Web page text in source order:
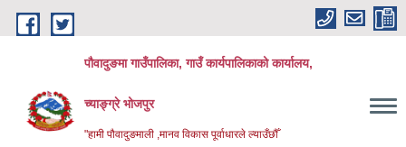
Skip to main content
पौवादुङमा गाउँपालिका, गाउँ कार्यपालिकाको कार्यालय,
च्याङ्ग्रे भोजपुर
"हामी पौवादुङमाली ,मानव विकास पूर्वाधारले ल्याउँछौँ